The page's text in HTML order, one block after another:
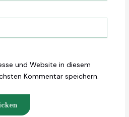
und Website in diesem
Kommentar speichern.